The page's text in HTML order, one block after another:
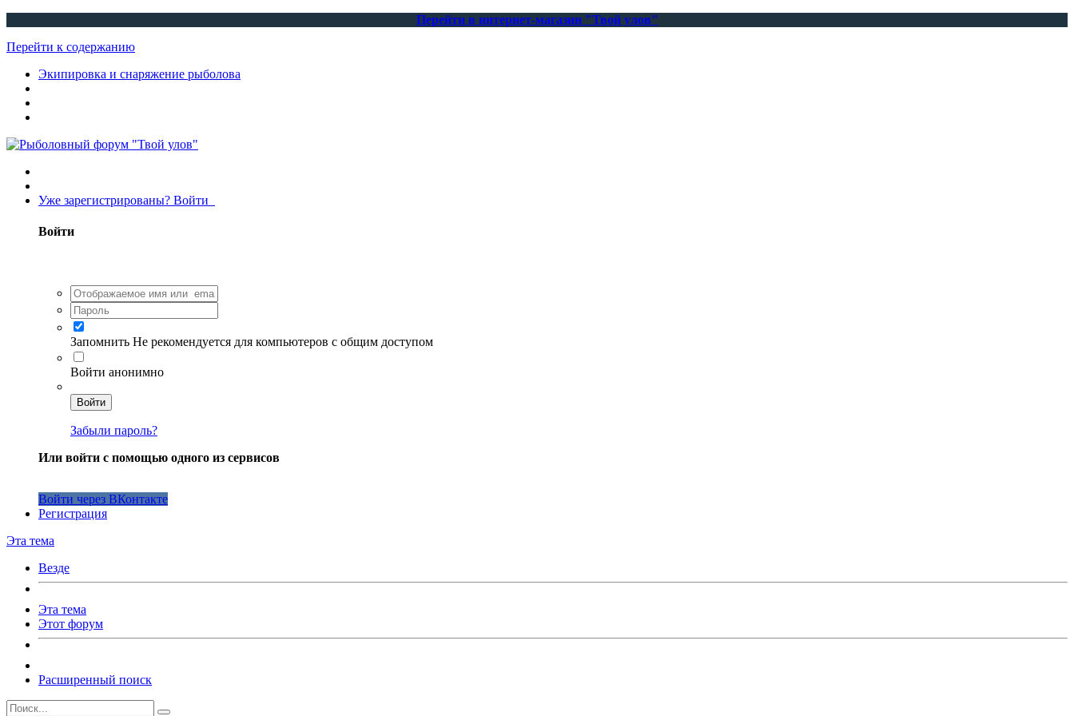
Перейти в интернет-магазин "Твой улов"
Перейти к содержанию
Экипировка и снаряжение рыболова
Уже зарегистрированы? Войти
Войти
Запомнить Не рекомендуется для компьютеров с общим доступом
Войти анонимно
Войти
Забыли пароль?
Или войти с помощью одного из сервисов
Войти через ВКонтакте
Регистрация
Эта тема
Везде
Эта тема
Этот форум
Расширенный поиск